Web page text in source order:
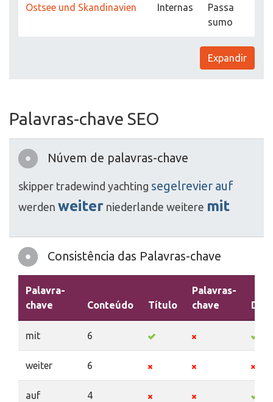
Ostsee und Skandinavien Internas
Passa
sumo
Expandir
Palavras-chave SEO
Núvem de palavras-chave
skipper tradewind yachting segelrevier auf
werden weiter niederlande weitere mit
Consistência das Palavras-chave
Palavra-
chave
Conteúdo Título
Palavras-
chave
mit 6
weiter 6
auf 4